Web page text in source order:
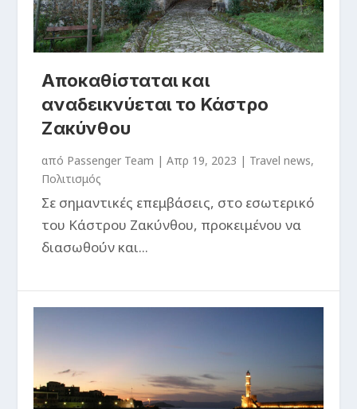
Αποκαθίσταται και
αναδεικνύεται το Κάστρο
Ζακύνθου
από Passenger Team |Απρ 19, 2023 | Travel news,
Πολιτισμός
Σε σημαντικές επεμβάσεις, στο εσωτερικό
του Κάστρου Ζακύνθου, προκειμένου να
διασωθούν και...